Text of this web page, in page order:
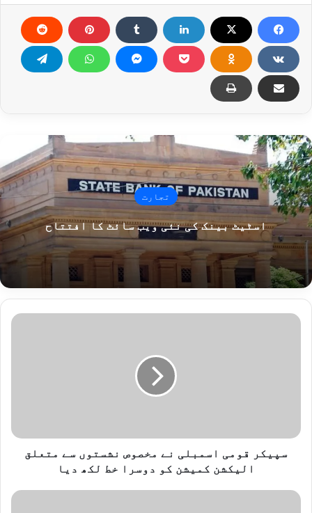
تجارت
اسٹیٹ بینک کی نئی ویب سائٹ کا افتتاح
س
ی
ب
سپیکر قومی اسمبلی نے مخصوص نشستوں سے متعلق
الیکشن کمیشن کو دوسرا خط لکھ دیا
خ